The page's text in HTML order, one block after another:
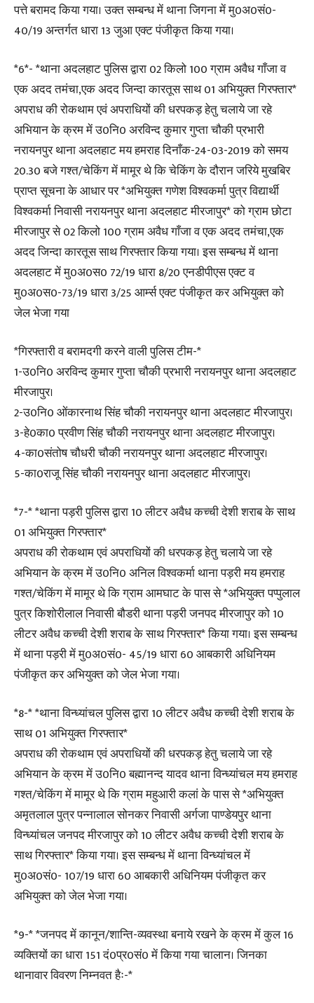
पत्ते बरामद किया गया। उक्त सम्बन्ध में थाना जिगना में मु0अ0सं0-
40/19 अन्तर्गत धारा 13 जुआ एक्ट पंजीकृत किया गया।
*6*- *थाना अदलहाट पुलिस द्वारा 02 किलो 100 ग्राम अवैध गाँजा व
एक अदद तमंचा,एक अदद जिन्दा कारतूस साथ 01 अभियुक्त गिरफ्तार*
अपराध की रोकथाम एवं अपराधियों की धरपकड़ हेतु चलाये जा रहे
अभियान के क्रम में उ0नि0 अरविन्द कुमार गुप्ता चौकी प्रभारी
नरायनपुर थाना अदलहाट मय हमराह दिनाँक-24-03-2019 को समय
20.30 बजे गश्त/चेकिंग में मामूर थे कि चेकिंग के दौरान जरिये मुखबिर
प्राप्त सूचना के आधार पर *अभियुक्त गणेश विश्वकर्मा पुत्र विद्यार्थी
विश्वकर्मा निवासी नरायनपुर थाना अदलहाट मीरजापुर* को ग्राम छोटा
मीरजापुर से 02 किलो 100 ग्राम अवैध गाँजा व एक अदद तमंचा,एक
अदद जिन्दा कारतूस साथ गिरफ्तार किया गया। इस सम्बन्ध में थाना
अदलहाट में मु0अ0स0 72/19 धारा 8/20 एनडीपीएस एक्ट व
मु0अ0स0-73/19 धारा 3/25 आर्म्स एक्ट पंजीकृत कर अभियुक्त को
जेल भेजा गया
*गिरफ्तारी व बरामदगी करने वाली पुलिस टीम-*
1-उ0नि0 अरविन्द कुमार गुप्ता चौकी प्रभारी नरायनपुर थाना अदलहाट
मीरजापुर।
2-उ0नि0 ओंकारनाथ सिंह चौकी नरायनपुर थाना अदलहाट मीरजापुर।
3-हे0का0 प्रवीण सिंह चौकी नरायनपुर थाना अदलहाट मीरजापुर।
4-का0संतोष चौधरी चौकी नरायनपुर थाना अदलहाट मीरजापुर।
5-का0राजू सिंह चौकी नरायनपुर थाना अदलहाट मीरजापुर।
*7-* *थाना पड़री पुलिस द्वारा 10 लीटर अवैध कच्ची देशी शराब के साथ
01 अभियुक्त गिरफ्तार*
अपराध की रोकथाम एवं अपराधियों की धरपकड़ हेतु चलाये जा रहे
अभियान के क्रम में उ0नि0 अनिल विश्वकर्मा थाना पड़री मय हमराह
गश्त/चेकिंग में मामूर थे कि ग्राम आमघाट के पास से *अभियुक्त पप्पुलाल
पुत्र किशोरीलाल निवासी बौडरी थाना पड़री जनपद मीरजापुर को 10
लीटर अवैध कच्ची देशी शराब के साथ गिरफ्तार* किया गया। इस सम्बन्ध
में थाना पड़री में मु0अ0सं0- 45/19 धारा 60 आबकारी अधिनियम
पंजीकृत कर अभियुक्त को जेल भेजा गया।
*8-* *थाना विन्ध्यांचल पुलिस द्वारा 10 लीटर अवैध कच्ची देशी शराब के
साथ 01 अभियुक्त गिरफ्तार*
अपराध की रोकथाम एवं अपराधियों की धरपकड़ हेतु चलाये जा रहे
अभियान के क्रम में उ0नि0 बह्मानन्द यादव थाना विन्ध्यांचल मय हमराह
गश्त/चेकिंग में मामूर थे कि ग्राम महुआरी कलां के पास से *अभियुक्त
अमृतलाल पुत्र पन्नालाल सोनकर निवासी अर्गजा पाण्डेयपुर थाना
विन्ध्यांचल जनपद मीरजापुर को 10 लीटर अवैध कच्ची देशी शराब के
साथ गिरफ्तार* किया गया। इस सम्बन्ध में थाना विन्ध्यांचल में
मु0अ0सं0- 107/19 धारा 60 आबकारी अधिनियम पंजीकृत कर
अभियुक्त को जेल भेजा गया।
*9-* *जनपद में कानून/शान्ति-व्यवस्था बनाये रखने के क्रम में कुल 16
व्यक्तियों का धारा 151 दं0प्र0सं0 में किया गया चालान। जिनका
थानावार विवरण निम्नवत हैः-*